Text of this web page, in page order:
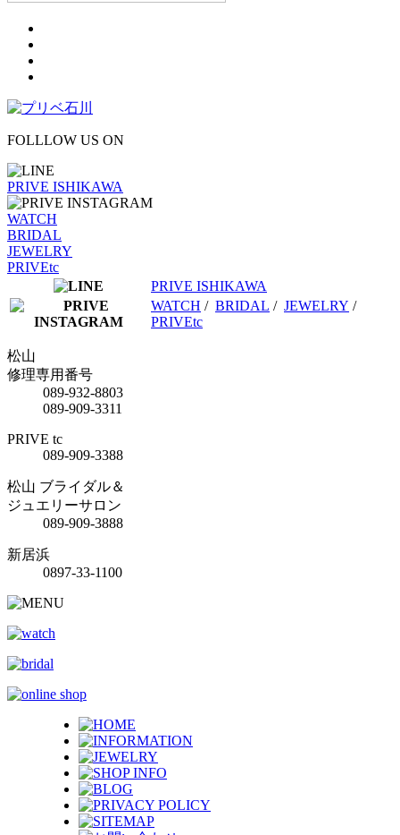
FOLLLOW US ON
PRIVE ISHIKAWA
WATCH
BRIDAL
JEWELRY
PRIVEtc
PRIVE ISHIKAWA
WATCH / BRIDAL / JEWELRY /
PRIVEtc
松山
修理専用番号
089-932-8803
089-909-3311
PRIVE tc
089-909-3388
松山 ブライダル＆
ジュエリーサロン
089-909-3888
新居浜
0897-33-1100